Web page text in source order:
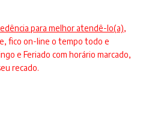
para melhor atendê-lo(a),
fico on-line o tempo todo e
e Feriado com horário marcado,
recado.